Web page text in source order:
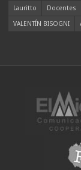
Lauritto
Docentes
VALENTÍN BISOGNI